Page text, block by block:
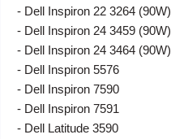
- Dell Inspiron 22 3264 (90W)
- Dell Inspiron 24 3459 (90W)
- Dell Inspiron 24 3464 (90W)
- Dell Inspiron 5576
- Dell Inspiron 7590
- Dell Inspiron 7591
- Dell Latitude 3590